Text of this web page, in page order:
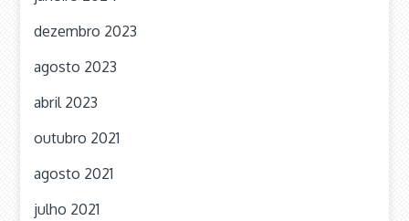
dezembro 2023
agosto 2023
abril 2023
outubro 2021
agosto 2021
julho 2021